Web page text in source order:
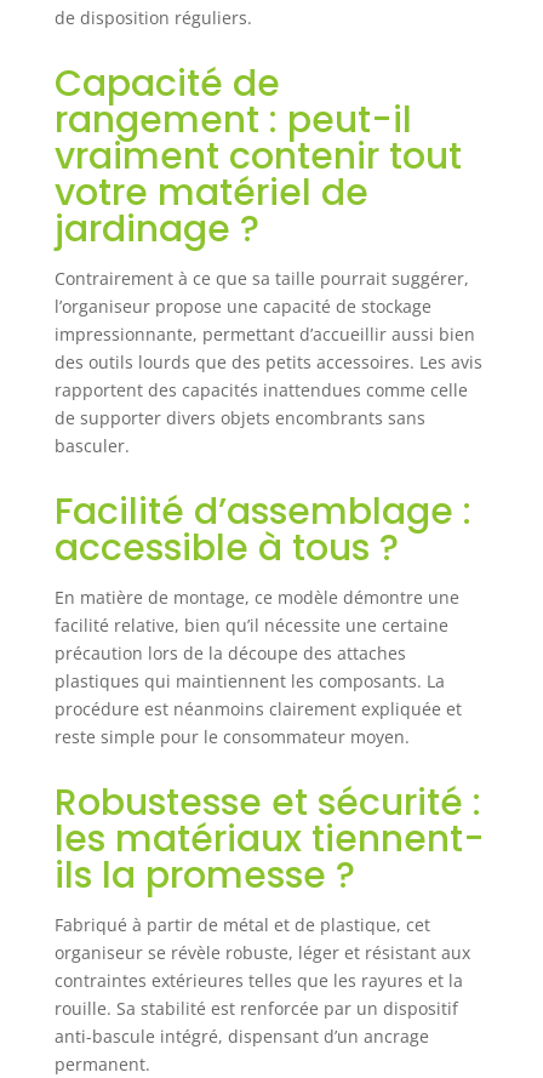
d'outils Roxibelt
est fabriqué en
métal de haute
qualité, par
rapport à
l'organisateur
organisateur de
garage stable,
robuste et fiable,
ne se renverse
pas facilement, ne
vous inquiétez
pas qu'il se
adopte un
revêtement noir
respectueux de
pour le protéger
de l'eau et de la
rouille, il peut
résister à une
utilisation en
extérieur et en
en été, à la pluie,
à la neige et au
vent Portable et
verrouillable :
notre
organisateur
d'outils de jardin
pour garage est
livré avec quatre
roues rotatives à
360 °, vous pouvez
de disposition réguliers.
Capacité de
rangement : peut-il
vraiment contenir tout
votre matériel de
jardinage ?
Contrairement à ce que sa taille pourrait suggérer,
l’organiseur propose une capacité de stockage
impressionnante, permettant d’accueillir aussi bien
des outils lourds que des petits accessoires. Les avis
rapportent des capacités inattendues comme celle
de supporter divers objets encombrants sans
basculer.
Facilité d’assemblage :
accessible à tous ?
En matière de montage, ce modèle démontre une
facilité relative, bien qu’il nécessite une certaine
précaution lors de la découpe des attaches
plastiques qui maintiennent les composants. La
procédure est néanmoins clairement expliquée et
reste simple pour le consommateur moyen.
Robustesse et sécurité :
les matériaux tiennent-
ils la promesse ?
Fabriqué à partir de métal et de plastique, cet
organiseur se révèle robuste, léger et résistant aux
contraintes extérieures telles que les rayures et la
rouille. Sa stabilité est renforcée par un dispositif
anti-bascule intégré, dispensant d’un ancrage
permanent.